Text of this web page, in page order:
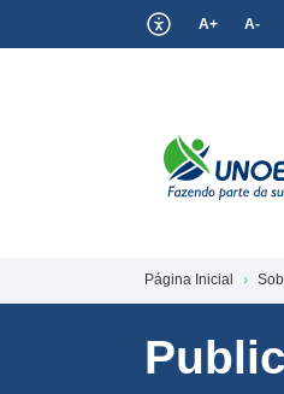
A+ A-
Página Inicial